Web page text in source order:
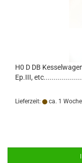
H0 D DB
Ep.III,
Lieferzeit: ca. 1 Woche